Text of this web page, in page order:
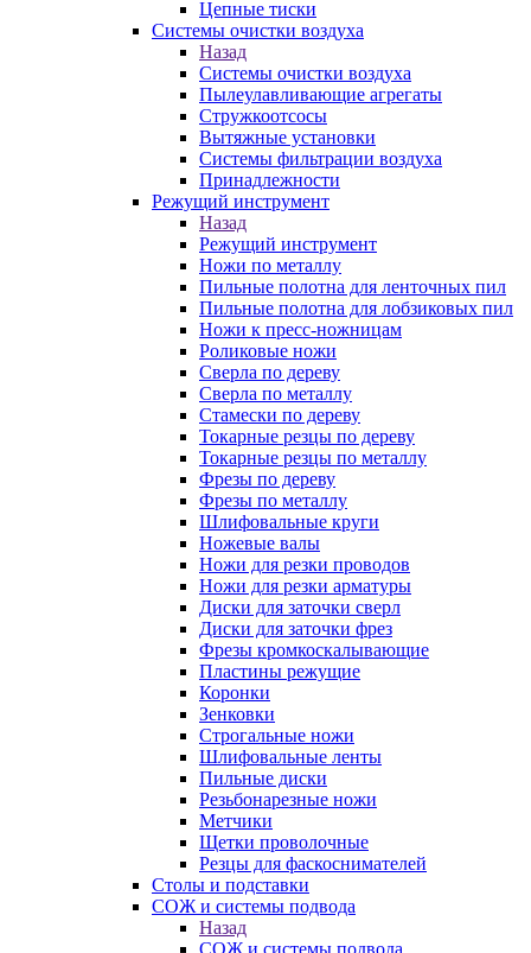
Цепные тиски
Системы очистки воздуха
Назад
Системы очистки воздуха
Пылеулавливающие агрегаты
Стружкоотсосы
Вытяжные установки
Системы фильтрации воздуха
Принадлежности
Режущий инструмент
Назад
Режущий инструмент
Ножи по металлу
Пильные полотна для ленточных пил
Пильные полотна для лобзиковых пил
Ножи к пресс-ножницам
Роликовые ножи
Сверла по дереву
Сверла по металлу
Стамески по дереву
Токарные резцы по дереву
Токарные резцы по металлу
Фрезы по дереву
Фрезы по металлу
Шлифовальные круги
Ножевые валы
Ножи для резки проводов
Ножи для резки арматуры
Диски для заточки сверл
Диски для заточки фрез
Фрезы кромкоскалывающие
Пластины режущие
Коронки
Зенковки
Строгальные ножи
Шлифовальные ленты
Пильные диски
Резьбонарезные ножи
Метчики
Щетки проволочные
Резцы для фаскоснимателей
Столы и подставки
СОЖ и системы подвода
Назад
СОЖ и системы подвода